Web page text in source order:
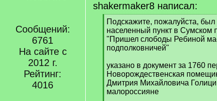
Сообщений:
6761
На сайте с
2012 г.
Рейтинг:
4016
shakermaker8 написал:
[
q
]
Подскажите, пожалуйста,
населенный пункт в Сумском
"Пришел слободы Ребиной
подполковничей"
указано в документ за 1760
Новорождественская
Дмитрия Михайловича
малороссияне